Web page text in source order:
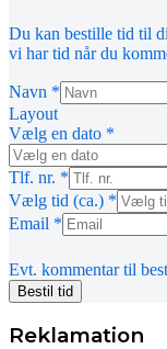
Du kan bestille tid til
vi har tid når du
Navn *
Layout
Vælg en dato *
Tlf. nr. *
Vælg tid (ca.) *
Email *
Evt. kommentar til
Bestil tid
Reklamation